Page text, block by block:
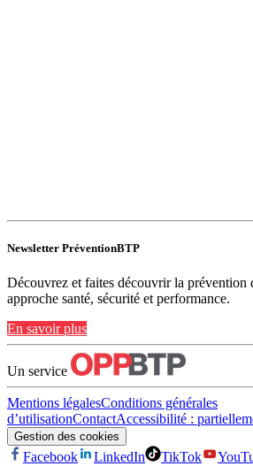
Newsletter PréventionBTP
Découvrez et faites découvrir la prévention
approche santé, sécurité et performance.
En savoir plus
Un service
Mentions légalesConditions générales
d’utilisationContactAccessibilité :
Gestion des cookies
Facebook LinkedIn TikTok